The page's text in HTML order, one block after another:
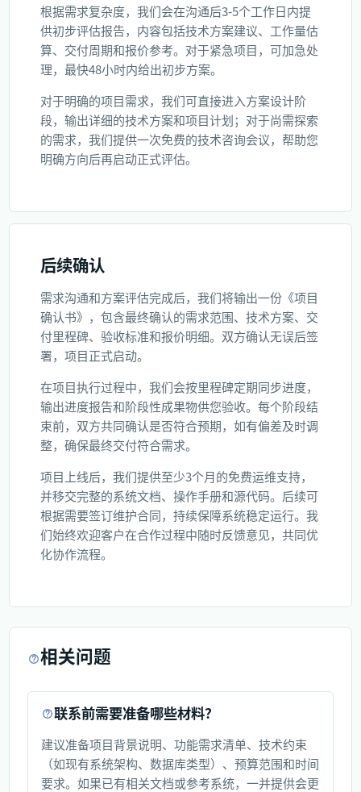
根据需求复杂度，我们会在沟通后3-5个工作日内提
供初步评估报告，内容包括技术方案建议、工作量估
算、交付周期和报价参考。对于紧急项目，可加急处
理，最快48小时内给出初步方案。
对于明确的项目需求，我们可直接进入方案设计阶
段，输出详细的技术方案和项目计划；对于尚需探索
的需求，我们提供一次免费的技术咨询会议，帮助您
明确方向后再启动正式评估。
后续确认
需求沟通和方案评估完成后，我们将输出一份《项目
确认书》，包含最终确认的需求范围、技术方案、交
付里程碑、验收标准和报价明细。双方确认无误后签
署，项目正式启动。
在项目执行过程中，我们会按里程碑定期同步进度，
输出进度报告和阶段性成果物供您验收。每个阶段结
束前，双方共同确认是否符合预期，如有偏差及时调
整，确保最终交付符合需求。
项目上线后，我们提供至少3个月的免费运维支持，
并移交完整的系统文档、操作手册和源代码。后续可
根据需要签订维护合同，持续保障系统稳定运行。我
们始终欢迎客户在合作过程中随时反馈意见，共同优
化协作流程。
相关问题
联系前需要准备哪些材料？
建议准备项目背景说明、功能需求清单、技术约束
（如现有系统架构、数据库类型）、预算范围和时间
要求。如果已有相关文档或参考系统，一并提供会更